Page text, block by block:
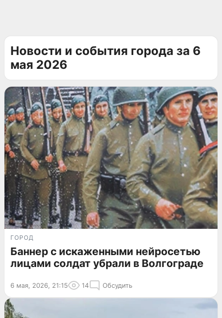
Новости и события города за 6
мая 2026
ГОРОД
Баннер с искаженными нейросетью
лицами солдат убрали в Волгограде
6 мая, 2026, 21:15 14 Обсудить